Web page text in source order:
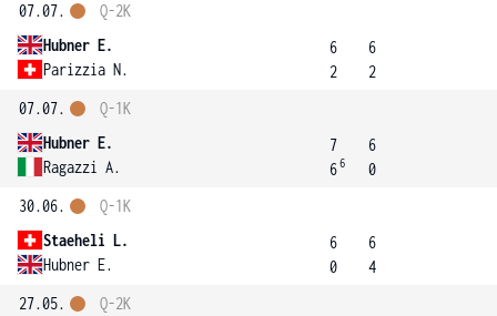
07.07.
Hubner E.
Parizzia N.
Q-2K
6
2
6
2
07.07.
Hubner E.
Ragazzi A.
Q-1K
7
66
6
0
30.06.
Staeheli L.
Hubner E.
Q-1K
6
0
6
4
27.05.
Q-2K